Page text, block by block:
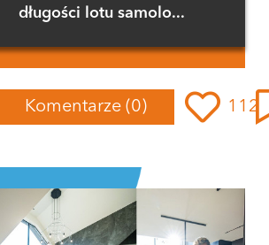
długości lotu samolo...
Komentarze (0) 112